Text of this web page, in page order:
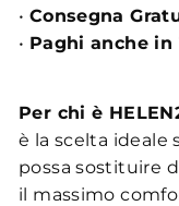
• Consegna
• Paghi anche in
Per chi è
è la scelta ideale
possa sostituire
il massimo